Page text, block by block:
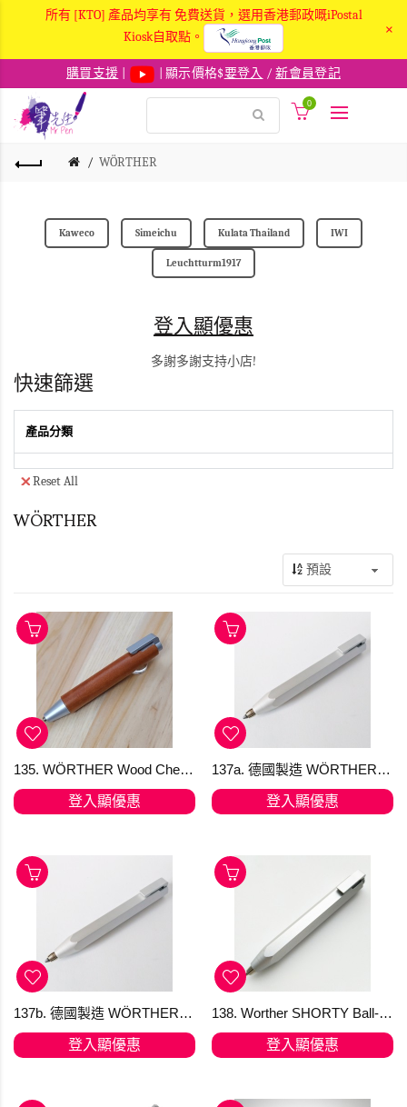
所有 [KTO] 產品均享有 免費送貨，選用香港郵政嘅iPostal
Kiosk自取點。
×
購買支援 | 顯示價格$要登入 /新會員登記
0
WÖRTHER
Kaweco Simeichu Kulata Thailand IWI
Leuchtturm1917
登入顯優惠
多謝多謝支持小店!
快速篩選
產品分類
Reset All
WÖRTHER
135. WÖRTHER Wood Cherry 櫻桃木圓形筆桿多用筆 包1支鉛筆芯 3.15 mm
登入顯優惠
137a. 德國製造 WÖRTHER SHORTY 天然鋁抓取筆 "隨心變芯"多用筆 (鉛筆/原子筆/顏色筆) [KTO] 產品均享有 免費送貨，選用香港郵政嘅iPostal Kiosk自取點。順豐加HK＄20 可IG dm下單
登入顯優惠
137b. 德國製造 WÖRTHER SHORTY 天然鋁抓取筆 "隨心變芯"多用筆 (鉛筆/原子筆/顏色筆) [KTO] 產品均享有 免費送貨，選用香港郵政嘅iPostal Kiosk自取點。順豐加HK＄20 可IG dm下單
登入顯優惠
138. Worther SHORTY Ball-point pen, natural alu 撳掣原子筆天然鋁 15230 (清貨只限1支)
登入顯優惠